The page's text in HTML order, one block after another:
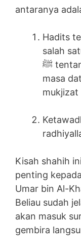
antaranya
Hadits
salah
ﷺ tentang sesuatu yang akan terjadi di
masa
Kisah shahih
penting
Umar bin Al-
Beliau sudah
akan masuk